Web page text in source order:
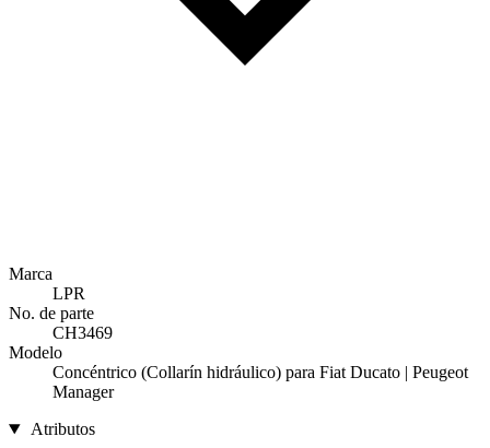
Marca
LPR
No. de parte
CH3469
Modelo
Concéntrico (Collarín hidráulico) para Fiat Ducato | Peugeot
Manager
Atributos